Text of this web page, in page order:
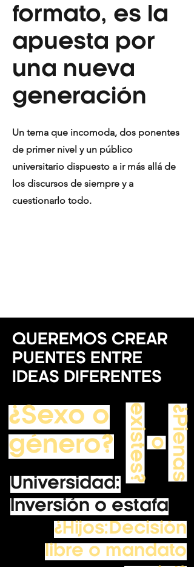
formato, es la
apuesta por
una nueva
generación
Un tema que incomoda, dos ponentes
de primer nivel y un público
universitario dispuesto a ir más allá de
los discursos de siempre y a
cuestionarlo todo.
QUEREMOS CREAR
PUENTES ENTRE
IDEAS DIFERENTES
¿Sexo o
género?
Universidad:
Inversión o estafa
¿
P
i
e
n
a
s
o
e x
i
s
t
e
s
?
¿Hijos:Decisión
libre o mandato